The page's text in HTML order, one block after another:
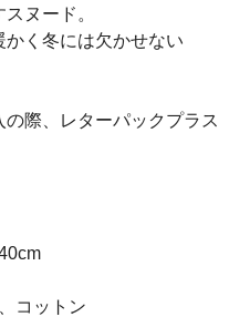
ヌード。
く冬には欠かせない
際、レターパックプラス
コットン